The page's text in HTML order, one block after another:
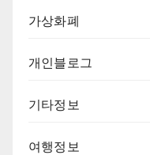
가상화폐
개인블로그
기타정보
여행정보